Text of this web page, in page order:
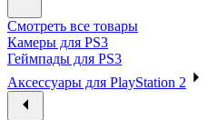
Смотреть все товары
Камеры для PS3
Геймпады для PS3
Аксессуары для PlayStation 2